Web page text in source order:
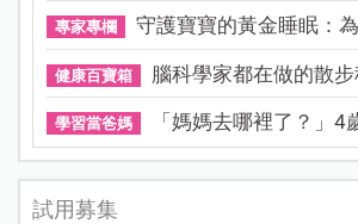
專家專欄 守護寶寶的黃金睡眠：
健康百寶箱 腦科學家都在做的散步
學習當爸媽 「媽媽去哪裡了？」4
試用募集